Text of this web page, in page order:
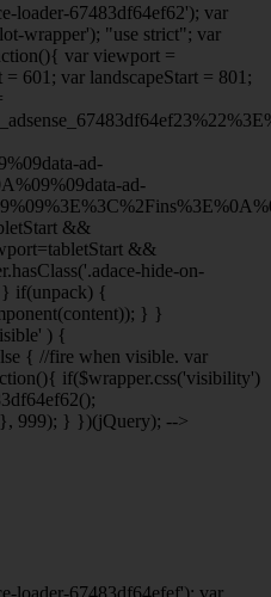
loader-67483df64ef62'); var
wrapper'); "use strict"; var
var viewport =
601; var landscapeStart = 801;
ad-
ad-
&&
=tabletStart &&
hide-on-
} if(unpack) {
} }
) {
{ //fire when visible. var
if($wrapper.css('visibility')
999); } })(jQuery); -->
loader-67483df64efef'); var